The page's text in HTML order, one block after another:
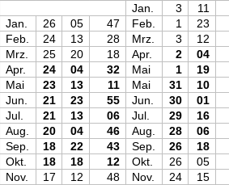
Jan.
3
11
Jan. 26 05 47 Feb. 1
23
Feb. 24 13 28 Mrz. 3
12
Mrz. 25 20 18 Apr. 2
04
Apr. 24 04 32 Mai 1
19
Mai 23 13 11 Mai 31
10
Jun. 21 23 55 Jun. 30
01
Jul. 21 13 06 Jul. 29
16
Aug. 20 04 46 Aug. 28
06
Sep. 18 22 43 Sep. 26
18
Okt. 18 18 12 Okt. 26
05
Nov. 17 12 48 Nov. 24
15